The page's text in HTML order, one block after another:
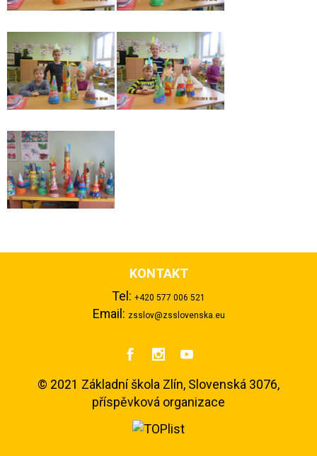
KONTAKT
Tel: +420 577 006 521
Email: zsslov@zsslovenska.eu
  
© 2021 Základní škola Zlín, Slovenská 3076,
příspěvková organizace